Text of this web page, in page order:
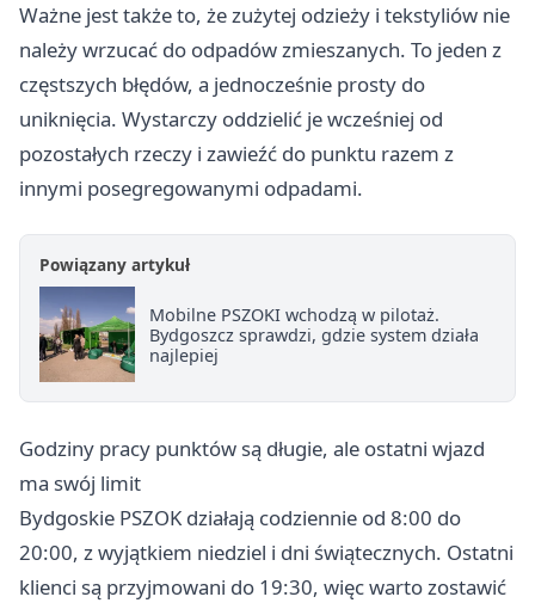
Ważne jest także to, że zużytej odzieży i tekstyliów nie
należy wrzucać do odpadów zmieszanych. To jeden z
częstszych błędów, a jednocześnie prosty do
uniknięcia. Wystarczy oddzielić je wcześniej od
pozostałych rzeczy i zawieźć do punktu razem z
innymi posegregowanymi odpadami.
Powiązany artykuł
Mobilne PSZOKI wchodzą w pilotaż.
Bydgoszcz sprawdzi, gdzie system działa
najlepiej
Godziny pracy punktów są długie, ale ostatni wjazd
ma swój limit
Bydgoskie PSZOK działają codziennie od 8:00 do
20:00, z wyjątkiem niedziel i dni świątecznych. Ostatni
klienci są przyjmowani do 19:30, więc warto zostawić